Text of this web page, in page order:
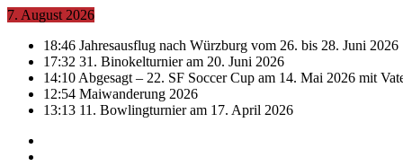
7. August 2026
18:46 Jahresausflug nach Würzburg vom 26. bis 28. Juni 2026
17:32 31. Binokelturnier am 20. Juni 2026
14:10 Abgesagt – 22. SF Soccer Cup am 14. Mai 2026 mit
12:54 Maiwanderung 2026
13:13 11. Bowlingturnier am 17. April 2026